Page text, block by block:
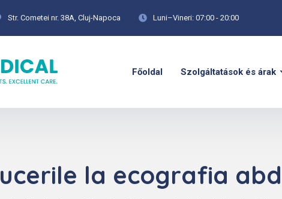
Str. Cometei nr. 38A, Cluj-Napoca Luni–Vineri: 07:00 - 20:00
Főoldal Szolgáltatások és árak
la ecografia